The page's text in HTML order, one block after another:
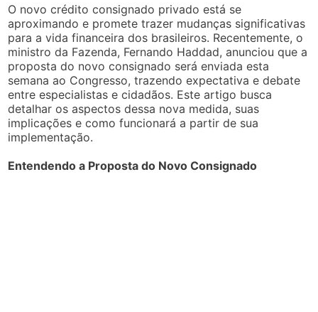
O novo crédito consignado privado está se
aproximando e promete trazer mudanças significativas
para a vida financeira dos brasileiros. Recentemente, o
ministro da Fazenda, Fernando Haddad, anunciou que a
proposta do novo consignado será enviada esta
semana ao Congresso, trazendo expectativa e debate
entre especialistas e cidadãos. Este artigo busca
detalhar os aspectos dessa nova medida, suas
implicações e como funcionará a partir de sua
implementação.
Entendendo a Proposta do Novo Consignado